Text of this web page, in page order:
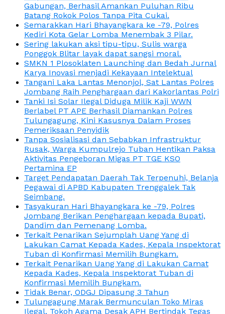
Gabungan, Berhasil Amankan Puluhan Ribu
Batang Rokok Polos Tanpa Pita Cukai.
Semarakkan Hari Bhayangkara ke -79, Polres
Kediri Kota Gelar Lomba Menembak 3 Pilar.
Sering lakukan aksi tipu-tipu, Sulis warga
Ponggok Blitar layak dapat sangsi moral.
SMKN 1 Plosoklaten Launching dan Bedah Jurnal
Karya Inovasi menjadi Kekayaan Intelektual
Tangani Laka Lantas Menonjol, Sat Lantas Polres
Jombang Raih Penghargaan dari Kakorlantas Polri
Tanki Isi Solar Ilegal Diduga Milik Kaji WWN
Berlabel PT APE Berhasil Diamankan Polres
Tulungagung, Kini Kasusnya Dalam Proses
Pemeriksaan Penyidik
Tanpa Sosialisasi dan Sebabkan Infrastruktur
Rusak, Warga Kumpulrejo Tuban Hentikan Paksa
Aktivitas Pengeboran Migas PT TGE KSO
Pertamina EP
Target Pendapatan Daerah Tak Terpenuhi, Belanja
Pegawai di APBD Kabupaten Trenggalek Tak
Seimbang.
Tasyakuran Hari Bhayangkara ke -79, Polres
Jombang Berikan Penghargaan kepada Bupati,
Dandim dan Pemenang Lomba.
Terkait Penarikan Sejumplah Uang Yang di
Lakukan Camat Kepada Kades, Kepala Inspektorat
Tuban di Konfirmasi Memilih Bungkam.
Terkait Penarikan Uang Yang di Lakukan Camat
Kepada Kades, Kepala Inspektorat Tuban di
Konfirmasi Memilih Bungkam.
Tidak Benar, ODGJ Dipasung 3 Tahun
Tulungagung Marak Bermunculan Toko Miras
Ilegal, Tokoh Agama Desak APH Bertindak Tegas